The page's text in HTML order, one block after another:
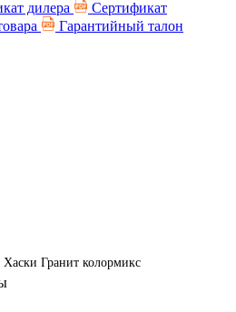
дилера
Сертификат
Гарантийный талон
Гранит колормикс